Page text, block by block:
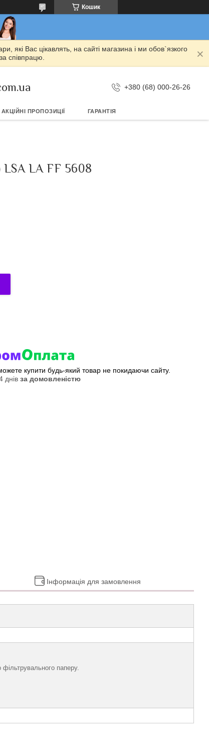
Кошик
які Вас цікавлять, на сайті магазина і ми обов`язкого
співпрацю.
+380 (68) 000-26-26
АКЦІЙНІ ПРОПОЗИЦІЇ ГАРАНТІЯ
LA FF 5608
купити будь-який товар не покидаючи сайту.
днів за домовленістю
Інформація для замовлення
фільтрувального паперу.